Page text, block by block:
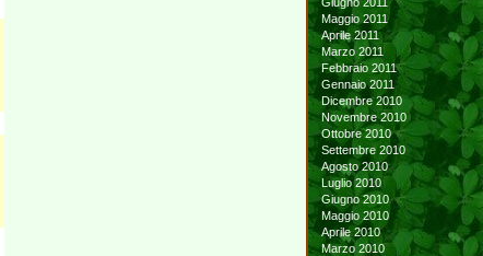
Maggio 2011
Aprile 2011
Marzo 2011
Febbraio 2011
Gennaio 2011
Dicembre 2010
Novembre 2010
Ottobre 2010
Settembre 2010
Agosto 2010
Luglio 2010
Giugno 2010
Maggio 2010
Aprile 2010
Marzo 2010